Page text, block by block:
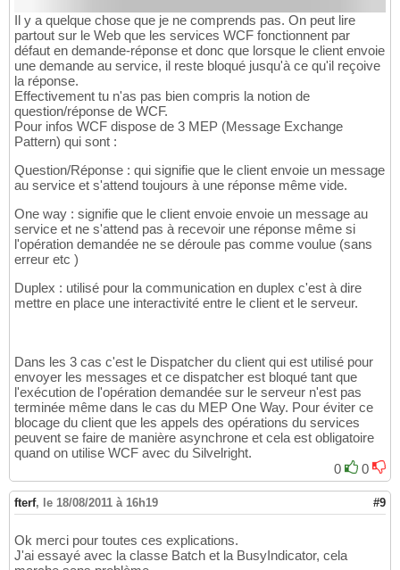
Il y a quelque chose que je ne comprends pas. On peut lire
partout sur le Web que les services WCF fonctionnent par
défaut en demande-réponse et donc que lorsque le client envoie
une demande au service, il reste bloqué jusqu'à ce qu'il reçoive
la réponse.
Effectivement tu n'as pas bien compris la notion de
question/réponse de WCF.
Pour infos WCF dispose de 3 MEP (Message Exchange
Pattern) qui sont :
Question/Réponse : qui signifie que le client envoie un message
au service et s'attend toujours à une réponse même vide.
One way : signifie que le client envoie envoie un message au
service et ne s'attend pas à recevoir une réponse même si
l'opération demandée ne se déroule pas comme voulue (sans
erreur etc )
Duplex : utilisé pour la communication en duplex c'est à dire
mettre en place une interactivité entre le client et le serveur.
Dans les 3 cas c'est le Dispatcher du client qui est utilisé pour
envoyer les messages et ce dispatcher est bloqué tant que
l'exécution de l'opération demandée sur le serveur n'est pas
terminée même dans le cas du MEP One Way. Pour éviter ce
blocage du client que les appels des opérations du services
peuvent se faire de manière asynchrone et cela est obligatoire
quand on utilise WCF avec du Silvelright.
0
0
fterf, le 18/08/2011 à 16h19 #9
Ok merci pour toutes ces explications.
J'ai essayé avec la classe Batch et la BusyIndicator, cela